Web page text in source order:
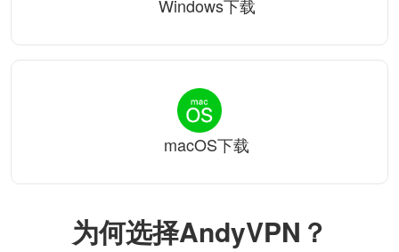
为何选择AndyVPN？
Windows下载
macOS下载